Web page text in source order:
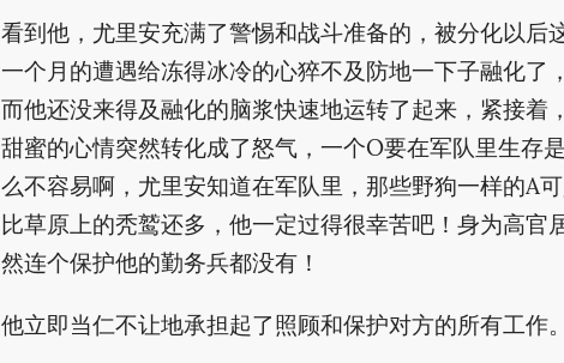
看到他，尤里安充满了警惕和战斗准备的，被分化以后
一个月的遭遇给冻得冰冷的心猝不及防地一下子融化了，
而他还没来得及融化的脑浆快速地运转了起来，紧接着，
甜蜜的心情突然转化成了怒气，一个O要在军队里生存
么不容易啊，尤里安知道在军队里，那些野狗一样的A
比草原上的秃鹫还多，他一定过得很幸苦吧！身为高官
然连个保护他的勤务兵都没有！
他立即当仁不让地承担起了照顾和保护对方的所有工作。